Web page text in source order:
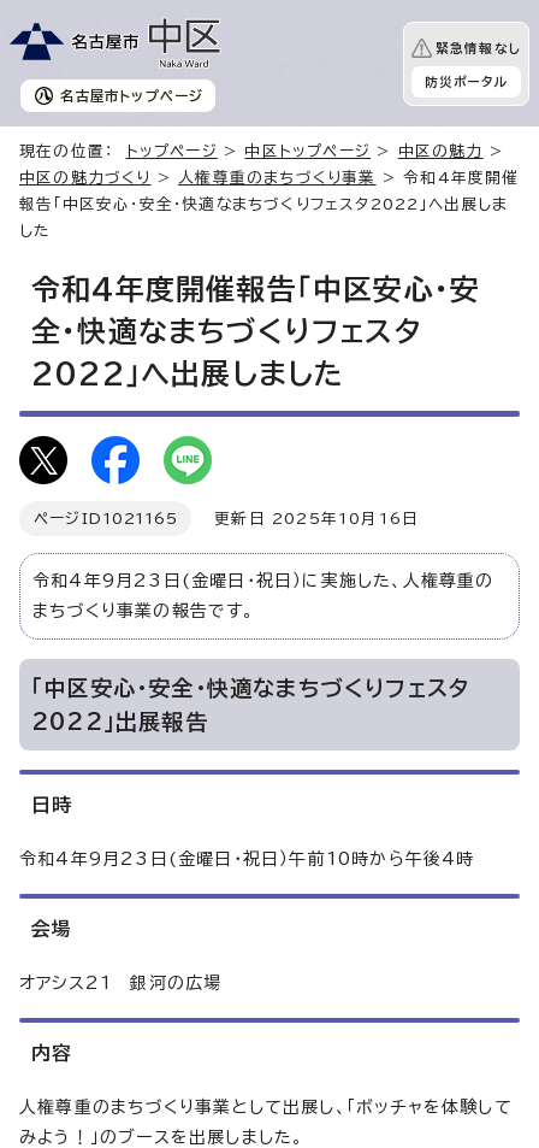
名古屋市 トップページ
緊急情報なし
防災ポータル
現在の位置： トップページ > 中区トップページ > 中区の魅力
>
中区の魅力づくり
> 人権尊重のまちづくり事業
> 令和4年度開催
報告「中区安心・安全・快適なまちづくりフェスタ2022」へ出展しま
した
令和4年度開催報告「中区安心・安
全・快適なまちづくりフェスタ
2022」へ出展しました
ページID 1021165 更新日 2025年10月16日
令和4年9月23日(金曜日・祝日）に実施した、人権尊重の
まちづくり事業の報告です。
「中区安心・安全・快適なまちづくりフェスタ
2022」出展報告
日時
令和4年9月23日(金曜日・祝日）午前10時から午後4時
会場
オアシス21 銀河の広場
内容
人権尊重のまちづくり事業として出展し、「ボッチャを体験して
みよう！」のブースを出展しました。